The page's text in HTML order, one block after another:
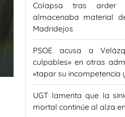
Colapsa tras arder
almacenaba material
Madridejos
PSOE acusa a
culpables» en otras
«tapar su incompetencia
UGT lamenta que la
mortal continúe al alza